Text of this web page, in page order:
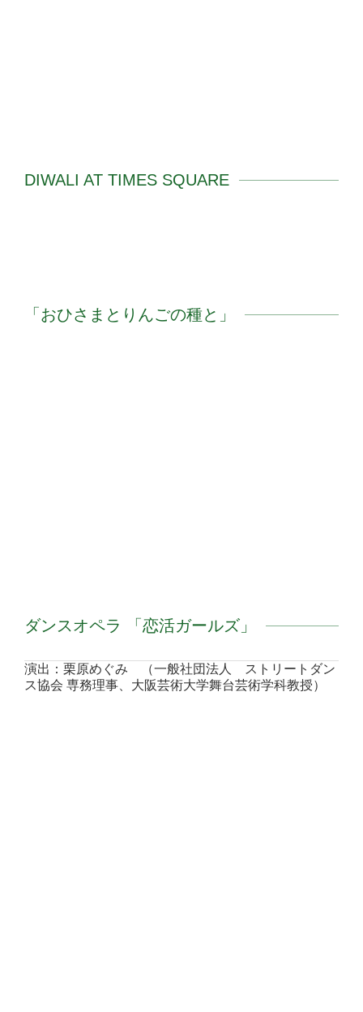
DIWALI AT TIMES SQUARE
「おひさまとりんごの種と」
ダンスオペラ 「恋活ガールズ」
演出：栗原めぐみ （一般社団法人 ストリートダン
ス協会 専務理事、大阪芸術大学舞台芸術学科教授）